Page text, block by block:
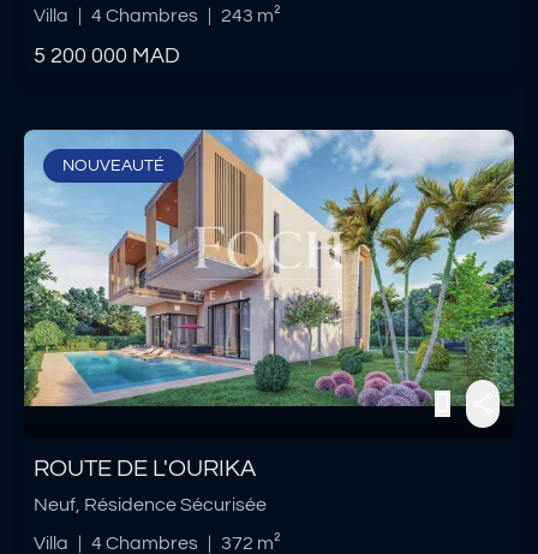
Villa
4 Chambres 243 m²
5 200 000 MAD
NOUVEAUTÉ
ROUTE DE L'OURIKA
Neuf, Résidence Sécurisée
Villa
4 Chambres 372 m²